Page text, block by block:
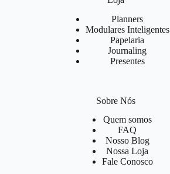
Planners
Modulares Inteligentes
Papelaria
Journaling
Presentes
Sobre Nós
Quem somos
FAQ
Nosso Blog
Nossa Loja
Fale Conosco